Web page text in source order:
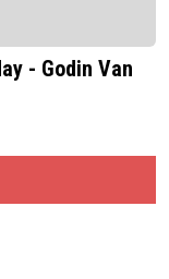
- Godin Van